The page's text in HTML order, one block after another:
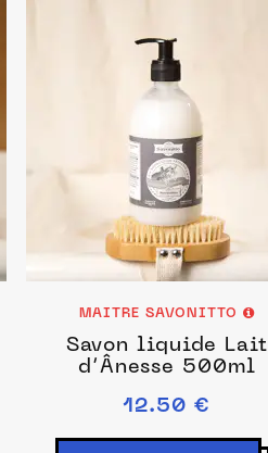
MAITRE SAVONITTO
Savon liquide Lait
d’Ânesse 500ml
12.50 €